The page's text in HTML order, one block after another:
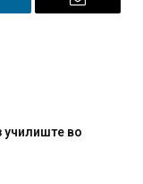
Email
веруваат на